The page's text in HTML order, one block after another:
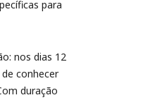
para
nos dias 12
conhecer
duração